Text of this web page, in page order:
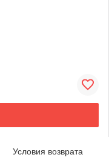
Условия возврата